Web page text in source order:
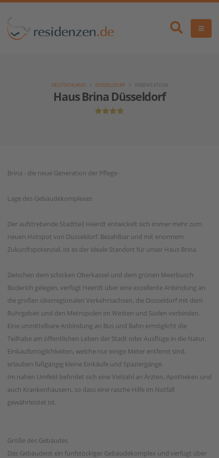
Haus Brina Düsseldorf
DEUTSCHLAND DÜSSELDORF PÄSENTATION
Brina - die neue Generation der Pflege -
Lage des Gebäudekomplexes
Der aufstrebende Stadtteil Heerdt entwickelt sich immer mehr zum
neuen Hotspot von Düsseldorf. Bezahlbar und mit enormem
Zukunftspotenzial, ist es der ideale Standort für unser Haus Brina.
Zwischen dem schicken Oberkassel und dem grünen Meerbusch
Büderich gelegen, verfügt Heerdt über eine exzellente Anbindung an
die großen überregionalen Verkehrsachsen, die Düsseldorf mit dem
Ruhrgebiet und den Metropolen im Westen und Süden verbinden.
Eine unmittelbare Anbindung an Bus und Bahn ermöglicht die
Teilhabe am öffentlichen Leben der Stadt oder Ausflüge in die Natur.
Einkaufsmöglichkeiten, welche nur einige Meter entfernt sind,
erlauben fußgängig kleine Einkäufe und Spaziergänge.
Im nahen Umfeld befindet sich eine Vielzahl an Ärzten, Apotheken und
auch Krankenhäusern, so dass eine rasche Hilfe im Notfall
gewährleistet ist.
Größe des Gebäudes
Das Gebäudeist ein fünfstöckiger Gebäudekomplex und verfügt über